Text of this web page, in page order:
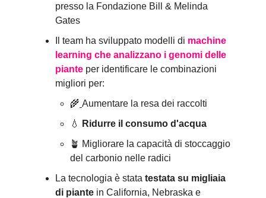
presso la Fondazione Bill & Melinda
Gates
Il team ha sviluppato modelli di machine
learning che analizzano i genomi delle
piante per identificare le combinazioni
migliori per:
🌾 Aumentare la resa dei raccolti
💧
Ridurre il consumo d'acqua
🪴 Migliorare la capacità di stoccaggio
del carbonio nelle radici
La tecnologia è stata testata su migliaia
di piante in California, Nebraska e